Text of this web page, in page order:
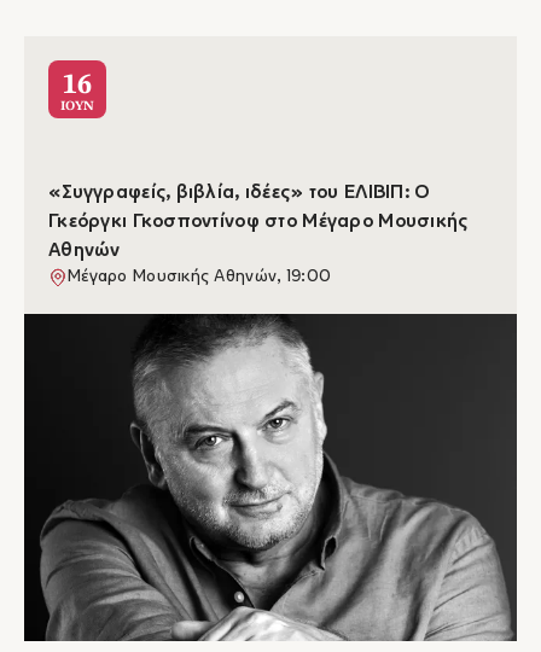
16
ΙΟΥΝ
«Συγγραφείς, βιβλία, ιδέες» του ΕΛΙΒΙΠ: Ο
Γκεόργκι Γκοσποντίνοφ στο Μέγαρο Μουσικής
Αθηνών
Μέγαρο Μουσικής Αθηνών, 19:00